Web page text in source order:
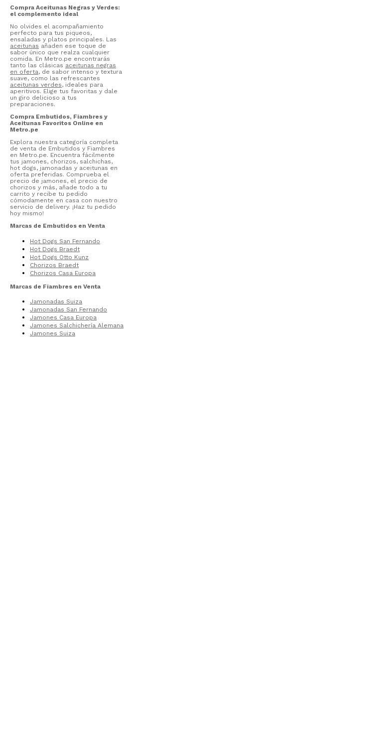
Compra Aceitunas Negras y Verdes:
el complemento ideal
No olvides el acompañamiento
perfecto para tus piqueos,
ensaladas y platos principales. Las
aceitunas añaden ese toque de
sabor único que realza cualquier
comida. En Metro.pe encontrarás
tanto las clásicas aceitunas negras
en oferta, de sabor intenso y textura
suave, como las refrescantes
aceitunas verdes, ideales para
aperitivos. Elige tus favoritas y dale
un giro delicioso a tus
preparaciones.
Compra Embutidos, Fiambres y
Aceitunas Favoritos Online en
Metro.pe
Explora nuestra categoría completa
de venta de Embutidos y Fiambres
en Metro.pe. Encuentra fácilmente
tus jamones, chorizos, salchichas,
hot dogs, jamonadas y aceitunas en
oferta preferidas. Comprueba el
precio de jamones, el precio de
chorizos y más, añade todo a tu
carrito y recibe tu pedido
cómodamente en casa con nuestro
servicio de delivery. ¡Haz tu pedido
hoy mismo!
Marcas de Embutidos en Venta
Hot Dogs San Fernando
Hot Dogs Braedt
Hot Dogs Otto Kunz
Chorizos Braedt
Chorizos Casa Europa
Marcas de Fiambres en Venta
Jamonadas Suiza
Jamonadas San Fernando
Jamones Casa Europa
Jamones Salchichería Alemana
Jamones Suiza